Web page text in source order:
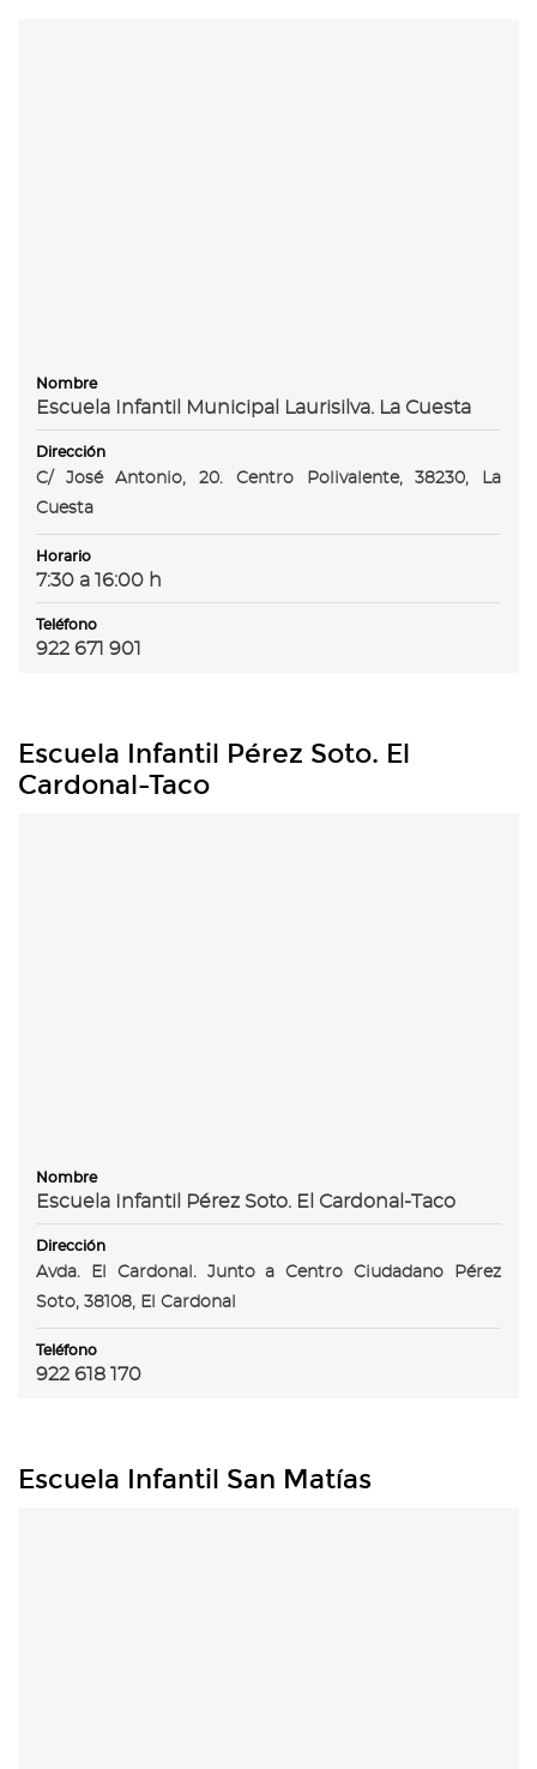
Nombre
Escuela Infantil Municipal Laurisilva. La Cuesta
Dirección
C/ José Antonio, 20. Centro Polivalente, 38230, La
Cuesta
Horario
7:30 a 16:00 h
Teléfono
922 671 901
Escuela Infantil Pérez Soto. El
Cardonal-Taco
Nombre
Escuela Infantil Pérez Soto. El Cardonal-Taco
Dirección
Avda. El Cardonal. Junto a Centro Ciudadano Pérez
Soto, 38108, El Cardonal
Teléfono
922 618 170
Escuela Infantil San Matías